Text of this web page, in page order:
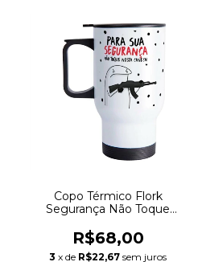
Copo Térmico Flork
Segurança Não Toque
R$68,00
3 x de R$22,67 sem juros